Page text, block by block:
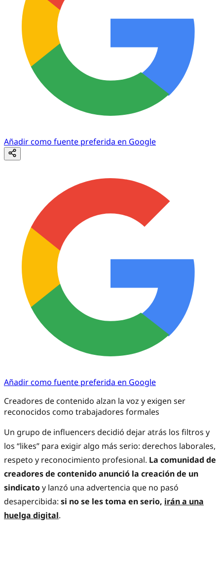
Añadir como fuente preferida en Google
Añadir como fuente preferida en Google
Creadores de contenido alzan la voz y exigen ser
reconocidos como trabajadores formales
Un grupo de influencers decidió dejar atrás los filtros y
los “likes” para exigir algo más serio: derechos laborales,
respeto y reconocimiento profesional. La comunidad de
creadores de contenido anunció la creación de un
sindicatoy lanzó una advertencia que no pasó
desapercibida: si no se les toma en serio, irán a una
huelga digital.